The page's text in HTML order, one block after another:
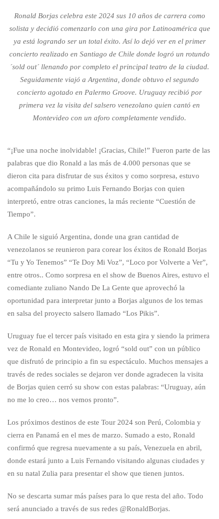
Ronald Borjas celebra este 2024 sus 10 años de carrera como
solista y decidió comenzarlo con una gira por Latinoamérica que
ya está logrando ser un total éxito. Así lo dejó ver en el primer
concierto realizado en Santiago de Chile donde logró un rotundo
´sold out´ llenando por completo el principal teatro de la ciudad.
Seguidamente viajó a Argentina, donde obtuvo el segundo
concierto agotado en Palermo Groove. Uruguay recibió por
primera vez la visita del salsero venezolano quien cantó en
Montevideo con un aforo completamente vendido.
“¡Fue una noche inolvidable! ¡Gracias, Chile!” Fueron parte de las
palabras que dio Ronald a las más de 4.000 personas que se
dieron cita para disfrutar de sus éxitos y como sorpresa, estuvo
acompañándolo su primo Luis Fernando Borjas con quien
interpretó, entre otras canciones, la más reciente “Cuestión de
Tiempo”.
A Chile le siguió Argentina, donde una gran cantidad de
venezolanos se reunieron para corear los éxitos de Ronald Borjas
“Tu y Yo Tenemos” “Te Doy Mi Voz”, “Loco por Volverte a Ver”,
entre otros.. Como sorpresa en el show de Buenos Aires, estuvo el
comediante zuliano Nando De La Gente que aprovechó la
oportunidad para interpretar junto a Borjas algunos de los temas
en salsa del proyecto salsero llamado “Los Pikis”.
Uruguay fue el tercer país visitado en esta gira y siendo la primera
vez de Ronald en Montevideo, logró “sold out” con un público
que disfrutó de principio a fin su espectáculo. Muchos mensajes a
través de redes sociales se dejaron ver donde agradecen la visita
de Borjas quien cerró su show con estas palabras: “Uruguay, aún
no me lo creo… nos vemos pronto”.
Los próximos destinos de este Tour 2024 son Perú, Colombia y
cierra en Panamá en el mes de marzo. Sumado a esto, Ronald
confirmó que regresa nuevamente a su país, Venezuela en abril,
donde estará junto a Luis Fernando visitando algunas ciudades y
en su natal Zulia para presentar el show que tienen juntos.
No se descarta sumar más países para lo que resta del año. Todo
será anunciado a través de sus redes @RonaldBorjas.